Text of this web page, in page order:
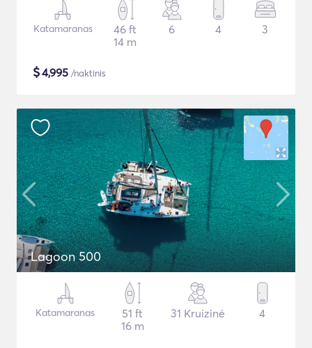
Katamaranas
46 ft
14 m
6 4 3
$4,995 /naktinis
Lagoon 500
Katamaranas
51 ft
16 m
31 Kruizinė 4